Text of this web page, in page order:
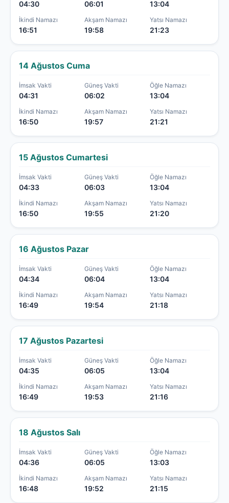
04:30 06:01 13:04
İkindi Namazı
16:51
Akşam Namazı
19:58
Yatsı Namazı
21:23
14 Ağustos Cuma
İmsak Vakti
04:31
Güneş Vakti
06:02
Öğle Namazı
13:04
İkindi Namazı
16:50
Akşam Namazı
19:57
Yatsı Namazı
21:21
15 Ağustos Cumartesi
İmsak Vakti
04:33
Güneş Vakti
06:03
Öğle Namazı
13:04
İkindi Namazı
16:50
Akşam Namazı
19:55
Yatsı Namazı
21:20
16 Ağustos Pazar
İmsak Vakti
04:34
Güneş Vakti
06:04
Öğle Namazı
13:04
İkindi Namazı
16:49
Akşam Namazı
19:54
Yatsı Namazı
21:18
17 Ağustos Pazartesi
İmsak Vakti
04:35
Güneş Vakti
06:05
Öğle Namazı
13:04
İkindi Namazı
16:49
Akşam Namazı
19:53
Yatsı Namazı
21:16
18 Ağustos Salı
İmsak Vakti
04:36
Güneş Vakti
06:05
Öğle Namazı
13:03
İkindi Namazı
16:48
Akşam Namazı
19:52
Yatsı Namazı
21:15